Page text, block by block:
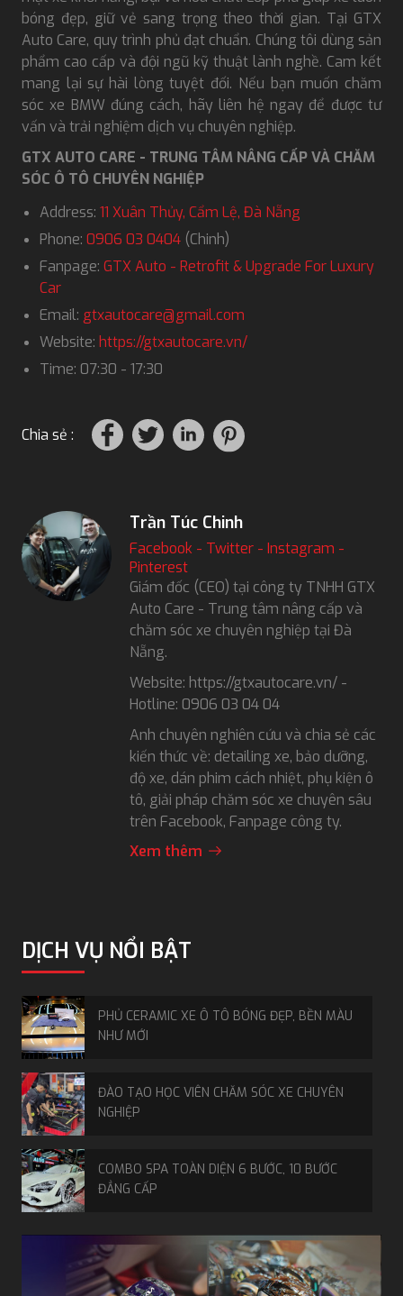
bóng đẹp, giữ vẻ sang trọng theo thời gian. Tại GTX
Auto Care, quy trình phủ đạt chuẩn. Chúng tôi dùng sản
phẩm cao cấp và đội ngũ kỹ thuật lành nghề. Cam kết
mang lại sự hài lòng tuyệt đối. Nếu bạn muốn chăm
sóc xe BMW đúng cách, hãy liên hệ ngay để được tư
vấn và trải nghiệm dịch vụ chuyên nghiệp.
GTX AUTO CARE - TRUNG TÂM NÂNG CẤP VÀ CHĂM
SÓC Ô TÔ CHUYÊN NGHIỆP
Address: 11 Xuân Thủy, Cẩm Lệ, Đà Nẵng
Phone: 0906 03 0404 (Chinh)
Fanpage: GTX Auto - Retrofit & Upgrade For Luxury
Car
Email: gtxautocare@gmail.com
Website: https://gtxautocare.vn/
Time: 07:30 - 17:30
Chia sẻ :
Trần Túc Chinh
Facebook - Twitter - Instagram -
Pinterest
Giám đốc (CEO) tại công ty TNHH GTX
Auto Care - Trung tâm nâng cấp và
chăm sóc xe chuyên nghiệp tại Đà
Nẵng.
Website: https://gtxautocare.vn/ -
Hotline: 0906 03 04 04
Anh chuyên nghiên cứu và chia sẻ các
kiến thức về: detailing xe, bảo dưỡng,
độ xe, dán phim cách nhiệt, phụ kiện ô
tô, giải pháp chăm sóc xe chuyên sâu
trên Facebook, Fanpage công ty.
Xem thêm
DỊCH VỤ NỔI BẬT
PHỦ CERAMIC XE Ô TÔ BÓNG ĐẸP, BỀN MÀU
NHƯ MỚI
ĐÀO TẠO HỌC VIÊN CHĂM SÓC XE CHUYÊN
NGHIỆP
COMBO SPA TOÀN DIỆN 6 BƯỚC, 10 BƯỚC
ĐẲNG CẤP